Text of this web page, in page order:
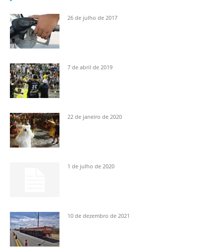
26 de julho de 2017
7 de abril de 2019
22 de janeiro de 2020
1 de julho de 2020
10 de dezembro de 2021